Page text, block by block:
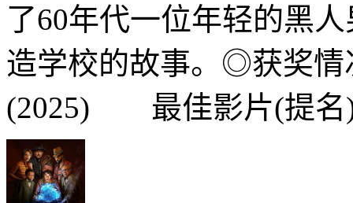
了60年代一位年轻的黑
造学校的故事。◎获奖
(2025) 最佳影片(提名)